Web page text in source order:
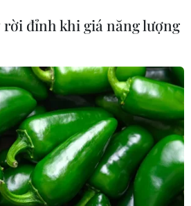
và OpenAI có thể xóa dấu vết,
bị bắt quả tang
nghệ Mỹ phản đối quy định
quyền Trump
đỉnh khi giá năng lượng